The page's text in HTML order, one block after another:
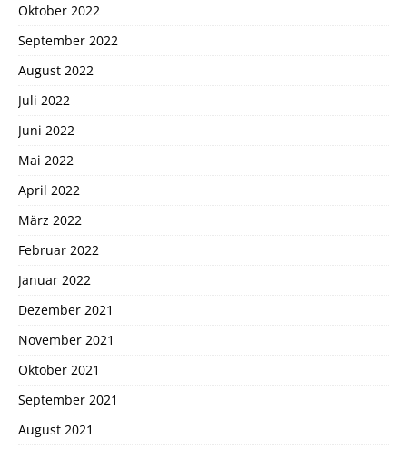
Oktober 2022
September 2022
August 2022
Juli 2022
Juni 2022
Mai 2022
April 2022
März 2022
Februar 2022
Januar 2022
Dezember 2021
November 2021
Oktober 2021
September 2021
August 2021